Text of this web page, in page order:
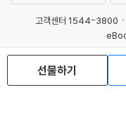
모든 것의 시작을 대화로 풀
낸다. 바로 우주의 시작부
초의 입자에서 시작하여
이라는 신기한 동물에 이르
점점 더 복잡한 것으로 조직
선물하기
고객센터 1544-3800
예스
이용약관